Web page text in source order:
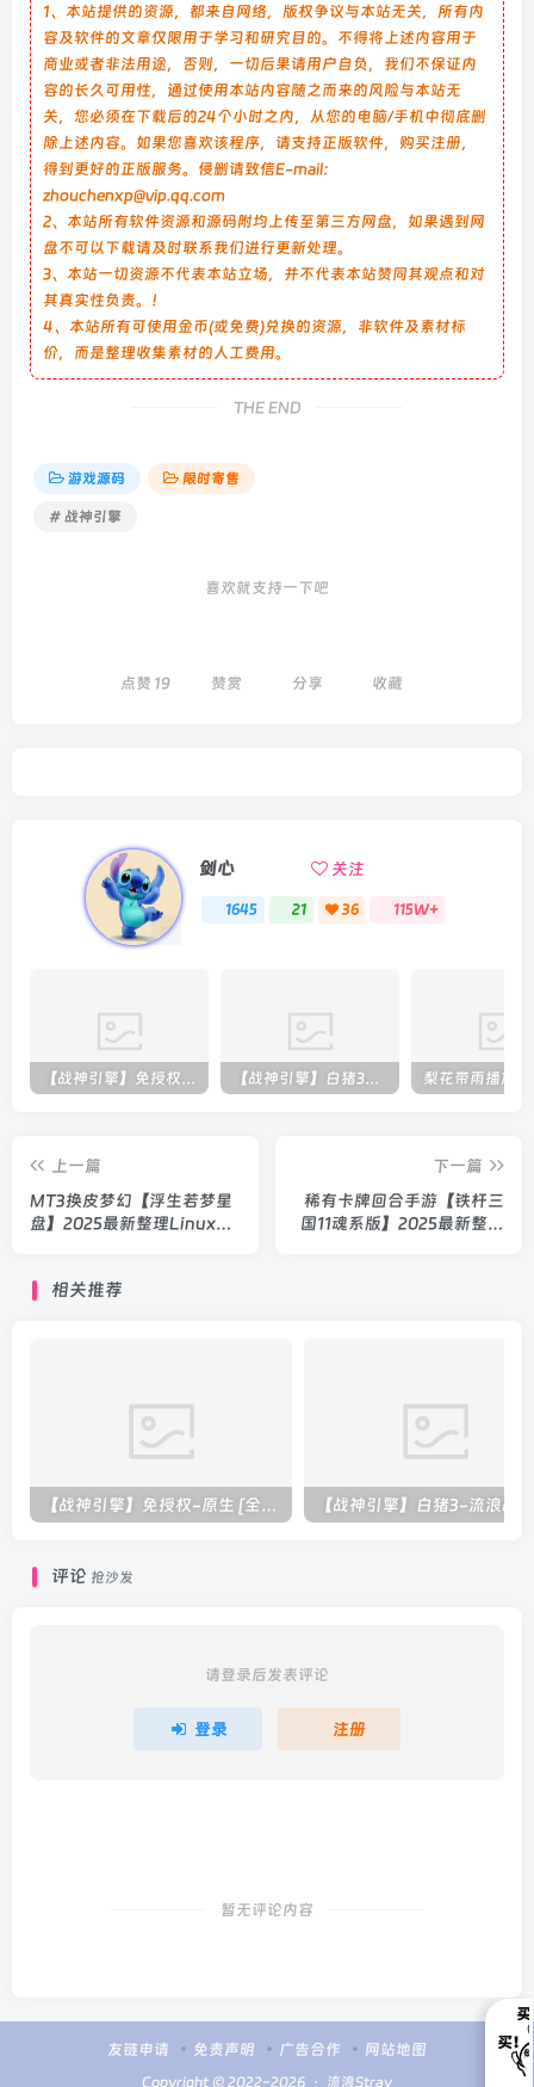
1、本站提供的资源，都来自网络，版权争议与本站无关，所有内
容及软件的文章仅限用于学习和研究目的。不得将上述内容用于
商业或者非法用途，否则，一切后果请用户自负，我们不保证内
容的长久可用性，通过使用本站内容随之而来的风险与本站无
关，您必须在下载后的24个小时之内，从您的电脑/手机中彻底删
除上述内容。如果您喜欢该程序，请支持正版软件，购买注册，
得到更好的正版服务。侵删请致信E-mail：
zhouchenxp@vip.qq.com
2、本站所有软件资源和源码附均上传至第三方网盘，如果遇到网
盘不可以下载请及时联系我们进行更新处理。
3、本站一切资源不代表本站立场，并不代表本站赞同其观点和对
其真实性负责。！
4、本站所有可使用金币(或免费)兑换的资源，非软件及素材标
价，而是整理收集素材的人工费用。
THE END
游戏源码 限时寄售
# 战神引擎
喜欢就支持一下吧
点赞 19 赞赏 分享 收藏
剑心 关注
1645 21 36 115W+
上一篇
MT3换皮梦幻【浮生若梦星
盘】2025最新整理Linux手
下一篇
稀有卡牌回合手游【铁杆三
国11魂系版】2025最新整理
相关推荐
【战神引擎】免授权-原生 [全屏自动拾取] 插件 + 配置教程（更新修复版，具体自测）
评论 抢沙发
请登录后发表评论
登录 注册
暂无评论内容
友链申请 免责声明 广告合作 网站地图
Copyright © 2022-2026 ・ 流浪Stray